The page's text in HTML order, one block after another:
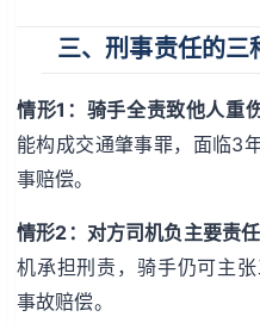
三、刑事责任的三
情形1：骑手全责致他人重
能构成交通肇事罪，面临3
事赔偿。
情形2：对方司机负主要责任
机承担刑责，骑手仍可主
事故赔偿。